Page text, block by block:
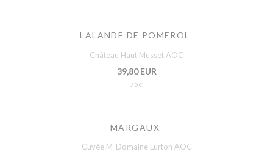
LALANDE DE POMEROL
Château Haut Musset AOC
39,80 EUR
75cl
MARGAUX
Cuvée M-Domaine Lurton AOC